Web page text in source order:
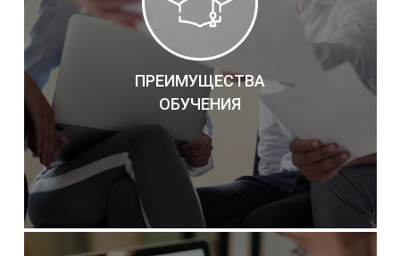
ПРЕИМУЩЕСТВА
ОБУЧЕНИЯ